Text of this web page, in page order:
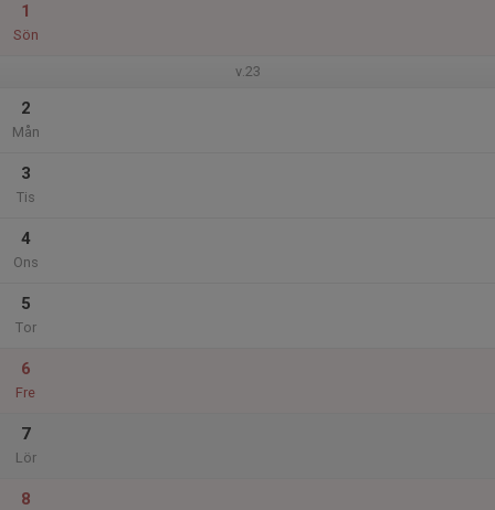
1
Sön
v.23
2
Mån
3
Tis
4
Ons
5
Tor
6
Fre
7
Lör
8